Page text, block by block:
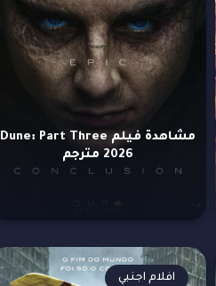
مشاهدة فيلم Dune: Part Three
2026 مترجم
افلام اجنبي